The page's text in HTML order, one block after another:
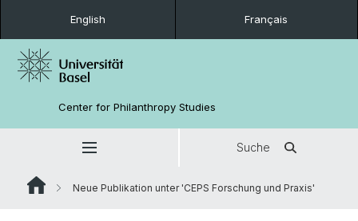
English Français
Center for Philanthropy Studies
Suche
Neue Publikation unter 'CEPS Forschung und Praxis'